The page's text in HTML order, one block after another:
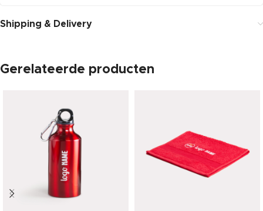
Shipping & Delivery
Gerelateerde producten